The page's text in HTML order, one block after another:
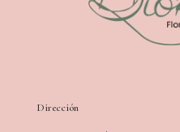
Dirección